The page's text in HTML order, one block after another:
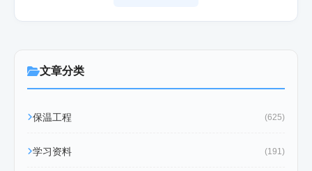
文章分类
保温工程 (625)
学习资料 (191)